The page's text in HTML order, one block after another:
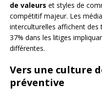
de valeurs et styles de
compétitif majeur. Les
interculturelles affichent des
37% dans les litiges
différentes.
Vers une culture
préventive